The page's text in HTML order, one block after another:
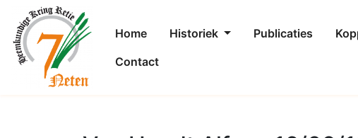
Home Historiek Publicaties
Contact